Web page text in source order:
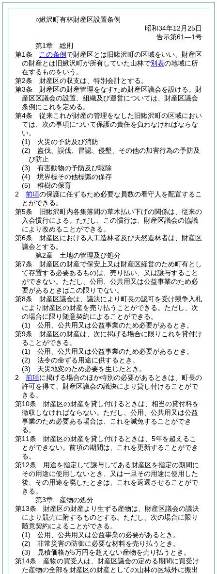
○鰍沢町有林財産区設置条例
昭和34年12月25日
告示第61―1号
第1章
総則
第1条
この条例 で財産区とは旧鰍沢町の区域をいい、財産区
の財産とは旧鰍沢町が所有していた山林で別表の地域に所
在するものをいう。
第2条
財産区の収支は、特別会計とする。
第3条
財産区の財産管理をなすため財産区議会を設ける。 財
産区区議会の設置、組織及び運営については、財産区議会
条例にこれを定める。
第4条
従来これが財産の管理をなした旧鰍沢町の区域におい
ては、次の事項について保護の責任を負わなければならな
い。
(1)
火災の予防及び消防
(2)
盗伐、誤伐、冒認、侵墾、その他の加害行為の予防及
び防止
(3)
有害動物の予防及び駆除
(4)
境界標その他標識の保存
(5)
稚樹の保育
2
前項の保護に任ずるため必要な員数の看守人を配置するこ
とができる。
第5条
旧鰍沢町内各集落間の草木払い下げの関係は、従来の
入会慣行による。 ただし、この慣行は、財産区議会の協議
により改めることができる。
第6条
財産区における人工造林者及び天然造林者は、財産区
議会とする。
第2章
土地の管理及び処分
第7条
財産区の財産で保安上又は財産区経営のため町有とし
て存置する必要あるものは、売り払い、又は譲与すること
ができない。 ただし、公用、公共用又は公益事業のため必
要があるときはこの限りでない。
第8条
財産区議会は、議決により町長の認可を受け競争入札
により財産区の財産を売り払うことができる。 ただし、次
の場合に限り随意契約によることができる。
(1)
公用、公共用又は公益事業のため必要があるとき。
第9条
財産区の財産は、次に掲げる場合に限りこれを貸付け
ることができる。
(1)
公用、公共用又は公益事業のため必要があるとき。
(2)
法令の命ずる用途に供するとき。
(3)
天災地変のため必要を生じたとき。
2
前項に掲げる場合のほか特別の必要があるときは、町長の
許可を得て、財産区議会の議決により貸し付けることがで
きる。
第10条
財産区の財産を貸し付けるときは、相当の貸付料を
徴収しなければならない。 ただし、公用、公共用又は公益
事業のため必要ある場合は、これを減免することができ
る。
第11条
財産区の財産を貸し付けるときは、5年を超えるこ
とができない。 前項の期間は、これを更新することができ
る。
第12条
用途を指定して譲与してある財産区を指定の期間に
その用途に使用しないとき、又は一旦その用途に使用した
後、その用途を廃したときは、これを返還させることがで
きる。
第3章
産物の処分
第13条
財産区の財産より生ずる産物は、財産区議会の議決
により競売に附するものとする。 ただし、次の場合に限り
随意契約によることができる。
(1)
公用、公共用又は公益事業の必要があるとき。
(2)
非常災害の防御に必要な材料を売り払うとき。
(3)
見積価格が5万円を超えない産物を売り払うとき。
第14条
産物の買受人は、財産区議会の定める期間に買受け
た産物の全部を財産区の財産としての山林の区域外に搬出